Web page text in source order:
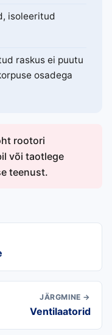
isoleeritud
raskus ei puutu
osadega
rootori
või taotlege
teenust.
JÄRGMINE →
Ventilaatorid